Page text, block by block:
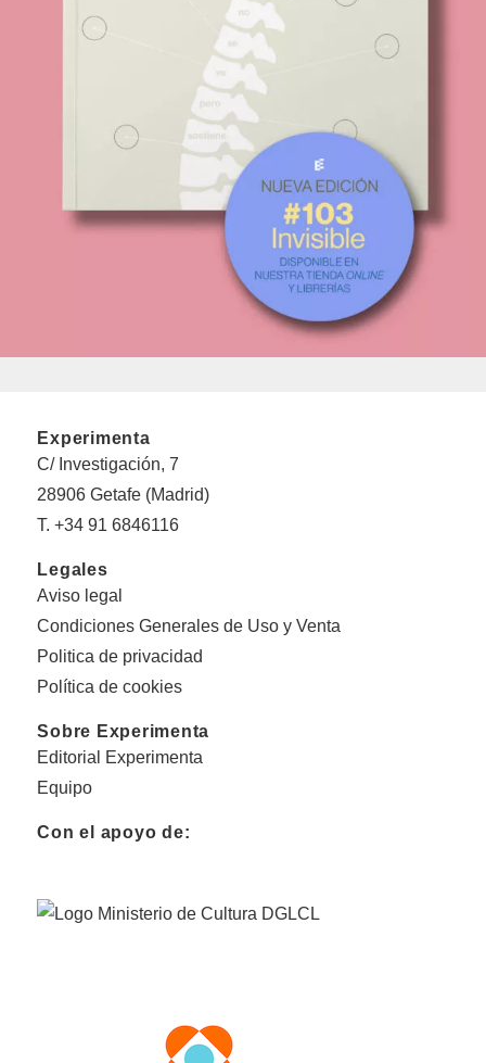
Experimenta
C/ Investigación, 7
28906 Getafe (Madrid)
T. +34 91 6846116
Legales
Aviso legal
Condiciones Generales de Uso y Venta
Politica de privacidad
Política de cookies
Sobre Experimenta
Editorial Experimenta
Equipo
Con el apoyo de: